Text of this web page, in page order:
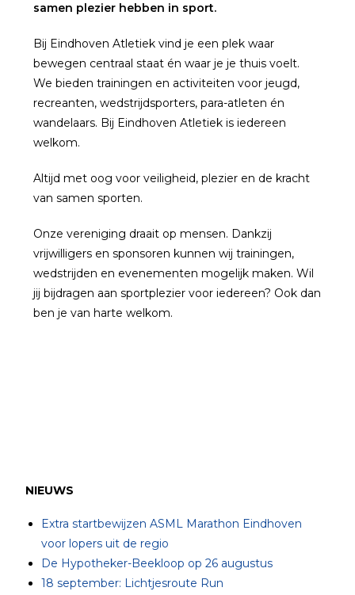
samen plezier hebben in sport.
Bij Eindhoven Atletiek vind je een plek waar
bewegen centraal staat én waar je je thuis voelt.
We bieden trainingen en activiteiten voor jeugd,
recreanten, wedstrijdsporters, para-atleten én
wandelaars. Bij Eindhoven Atletiek is iedereen
welkom.
Altijd met oog voor veiligheid, plezier en de kracht
van samen sporten.
Onze vereniging draait op mensen. Dankzij
vrijwilligers en sponsoren kunnen wij trainingen,
wedstrijden en evenementen mogelijk maken. Wil
jij bijdragen aan sportplezier voor iedereen? Ook dan
ben je van harte welkom.
NIEUWS
Extra startbewijzen ASML Marathon Eindhoven
voor lopers uit de regio
De Hypotheker-Beekloop op 26 augustus
18 september: Lichtjesroute Run